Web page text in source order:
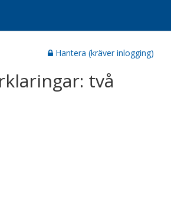
Hantera (kräver inlogging)
två